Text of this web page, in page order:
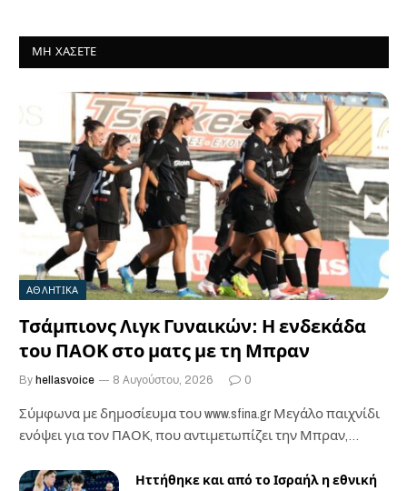
ΜΗ ΧΆΣΕΤΕ
ΑΘΛΗΤΙΚΑ
Τσάμπιονς Λιγκ Γυναικών: Η ενδεκάδα
του ΠΑΟΚ στο ματς με τη Μπραν
By hellasvoice 8 Αυγούστου, 2026 0
Σύμφωνα με δημοσίευμα του www.sfina.gr Μεγάλο παιχνίδι
ενόψει για τον ΠΑΟΚ, που αντιμετωπίζει την Μπραν,…
Ηττήθηκε και από το Ισραήλ η εθνική